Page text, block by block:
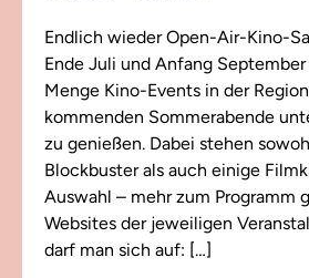
Endlich wieder Open-Air-Kino-
Ende Juli und Anfang
Menge Kino-Events in der
kommenden Sommerabende
zu genießen. Dabei stehen
Blockbuster als auch einige
Auswahl – mehr zum Programm
Websites der jeweiligen
darf man sich auf: […]